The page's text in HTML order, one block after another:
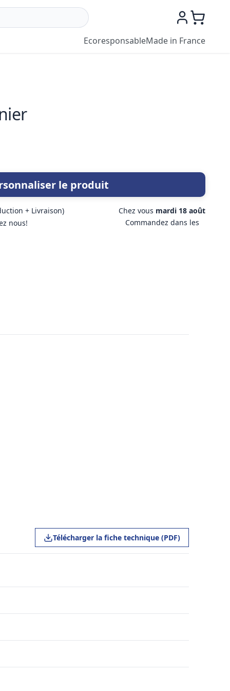
EcoresponsableMade in France
le produit
+ Livraison)
nous!
Chez vous mardi 18 août
Commandez dans les
Télécharger la fiche technique (PDF)